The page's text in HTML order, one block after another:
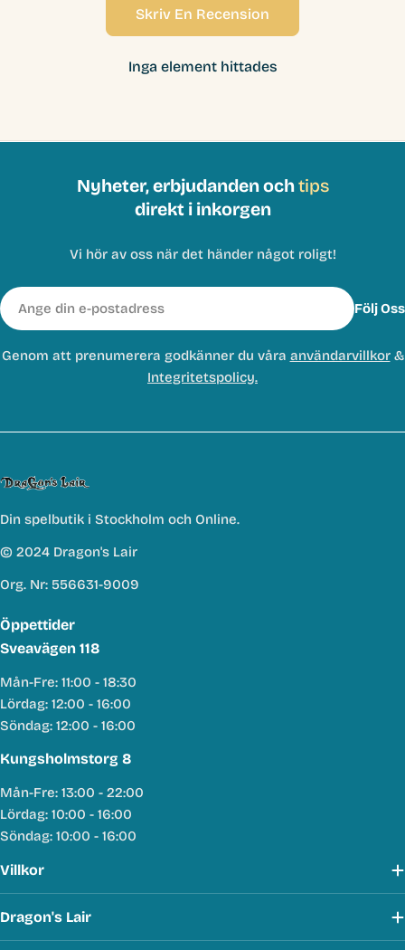
Skriv En Recension
Inga element hittades
Nyheter, erbjudanden ochtips
direkt i inkorgen
Vi hör av oss när det händer något roligt!
E-
post
Följ Oss
Genom att prenumerera godkänner du våra användarvillkor&
Integritetspolicy.
Din spelbutik i Stockholm och Online.
© 2024 Dragon's Lair
Org. Nr: 556631-9009
Öppettider
Sveavägen 118
Mån-Fre: 11:00 - 18:30
Lördag: 12:00 - 16:00
Söndag: 12:00 - 16:00
Kungsholmstorg 8
Mån-Fre: 13:00 - 22:00
Lördag: 10:00 - 16:00
Söndag: 10:00 - 16:00
Villkor
Dragon's Lair